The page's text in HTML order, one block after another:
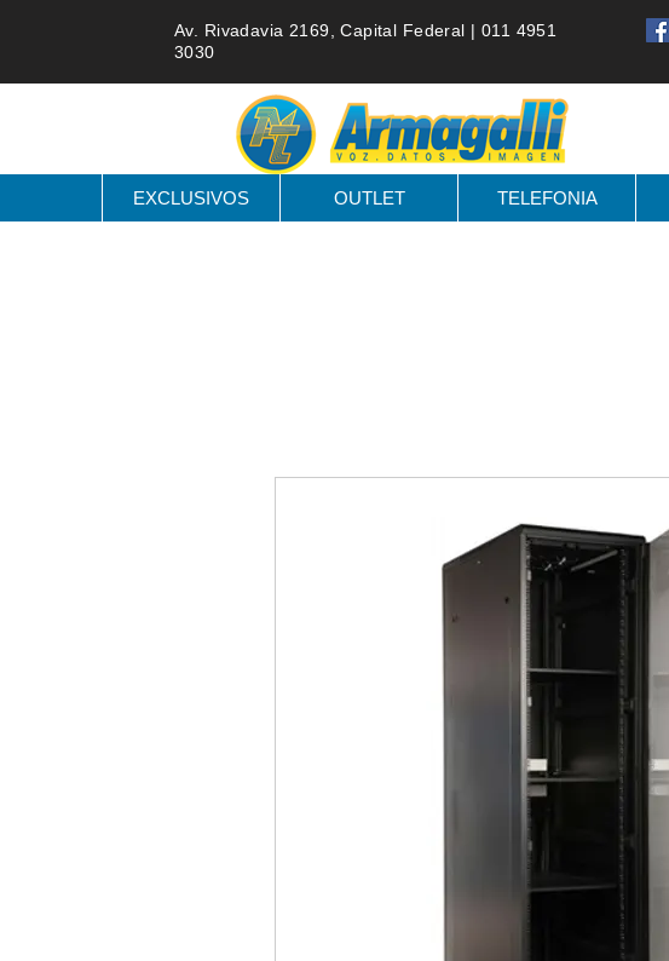
Av. Rivadavia 2169, Capital Federal | 011 4951
3030
EXCLUSIVOS OUTLET TELEFONIA